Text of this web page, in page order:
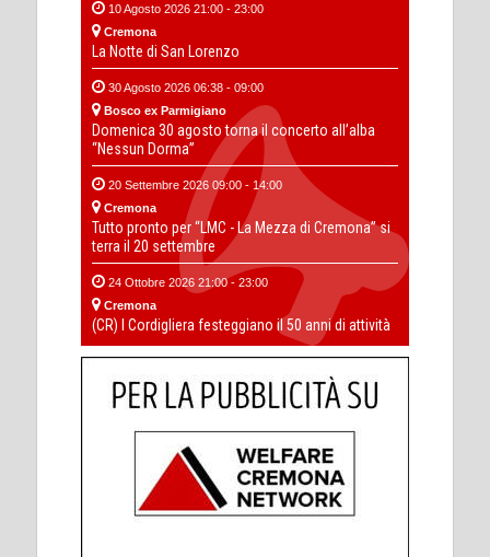
10 Agosto 2026 21:00 - 23:00
Cremona
La Notte di San Lorenzo
30 Agosto 2026 06:38 - 09:00
Bosco ex Parmigiano
Domenica 30 agosto torna il concerto all’alba
“Nessun Dorma”
20 Settembre 2026 09:00 - 14:00
Cremona
Tutto pronto per “LMC - La Mezza di Cremona” si
terra il 20 settembre
24 Ottobre 2026 21:00 - 23:00
Cremona
(CR) I Cordigliera festeggiano il 50 anni di attività